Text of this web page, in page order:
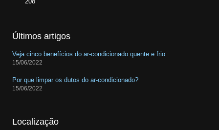
Últimos artigos
Veja cinco benefícios do ar-condicionado quente e frio
15/06/2022
Por que limpar os dutos do ar-condicionado?
15/06/2022
Localização